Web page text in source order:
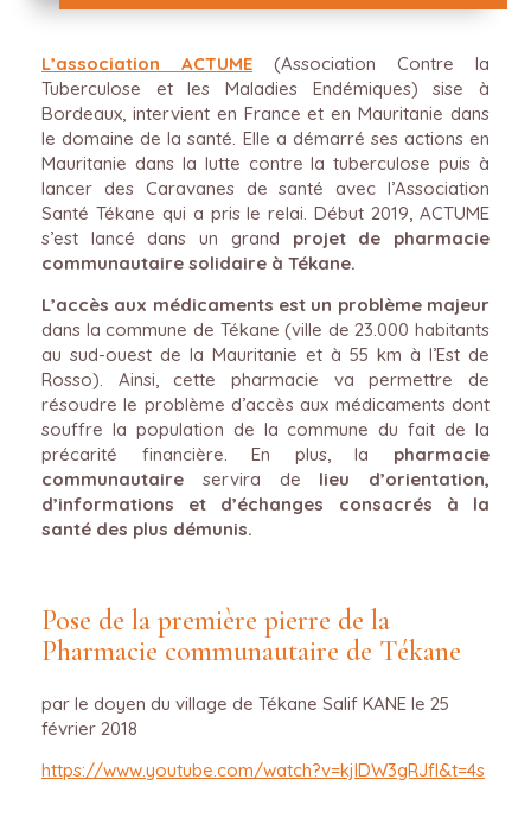
L’association ACTUME (Association Contre la
Tuberculose et les Maladies Endémiques) sise à
Bordeaux, intervient en France et en Mauritanie dans
le domaine de la santé. Elle a démarré ses actions en
Mauritanie dans la lutte contre la tuberculose puis à
lancer des Caravanes de santé avec l’Association
Santé Tékane qui a pris le relai. Début 2019, ACTUME
s’est lancé dans un grand projet de pharmacie
communautaire solidaire à Tékane.
L’accès aux médicaments est un problème majeur
dans la commune de Tékane (ville de 23.000 habitants
au sud-ouest de la Mauritanie et à 55 km à l’Est de
Rosso). Ainsi, cette pharmacie va permettre de
résoudre le problème d’accès aux médicaments dont
souffre la population de la commune du fait de la
précarité financière. En plus, la pharmacie
communautaire servira de lieu d’orientation,
d’informations et d’échanges consacrés à la
santé des plus démunis.
Pose de la première pierre de la
Pharmacie communautaire de Tékane
par le doyen du village de Tékane Salif KANE le 25
février 2018
https://www.youtube.com/watch?v=kjlDW3gRJfI&t=4s